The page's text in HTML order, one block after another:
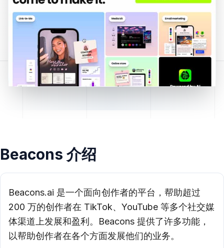
Beacons 介绍
Beacons.ai 是一个面向创作者的平台，帮助超过
200 万的创作者在 TikTok、YouTube 等多个社交媒
体渠道上发展和盈利。Beacons 提供了许多功能，
以帮助创作者在各个方面发展他们的业务。